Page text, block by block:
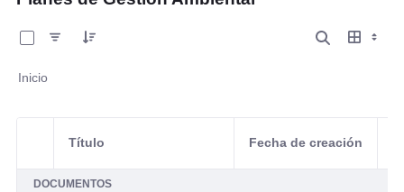
Inicio
Selección del elemento
Título Fecha de creación
DOCUMENTOS